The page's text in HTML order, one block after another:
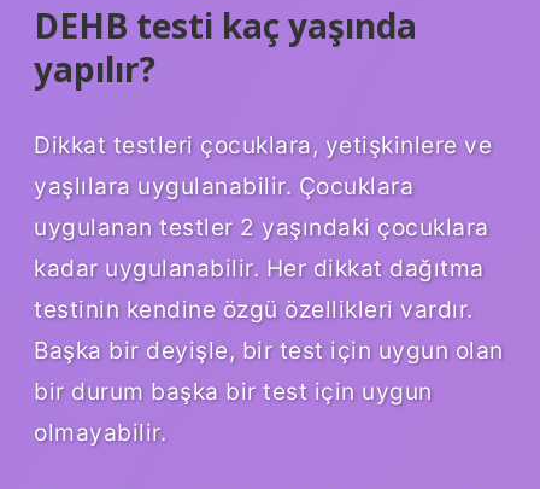
DEHB testi kaç yaşında
yapılır?
Dikkat testleri çocuklara, yetişkinlere ve
yaşlılara uygulanabilir. Çocuklara
uygulanan testler 2 yaşındaki çocuklara
kadar uygulanabilir. Her dikkat dağıtma
testinin kendine özgü özellikleri vardır.
Başka bir deyişle, bir test için uygun olan
bir durum başka bir test için uygun
olmayabilir.